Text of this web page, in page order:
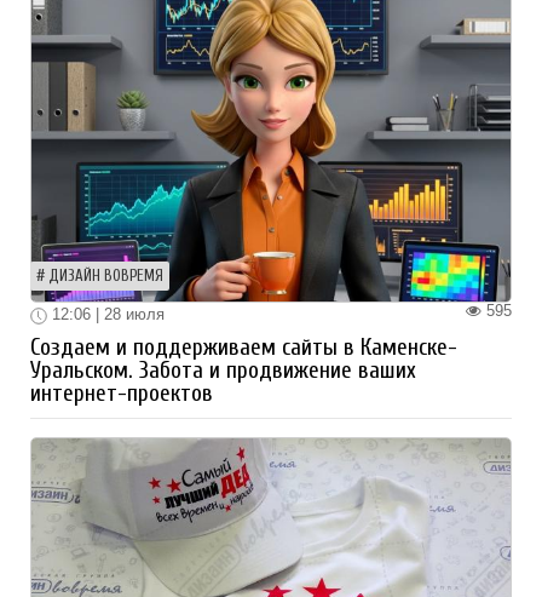
ДИЗАЙН ВОВРЕМЯ
595
12:06 | 28 июля
Создаем и поддерживаем сайты в Каменске-
Уральском. Забота и продвижение ваших
интернет-проектов